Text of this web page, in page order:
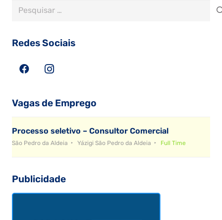
Pesquisar
Redes Sociais
Vagas de Emprego
Processo seletivo – Consultor Comercial
São Pedro da Aldeia Yázigi São Pedro da Aldeia Full Time
Publicidade